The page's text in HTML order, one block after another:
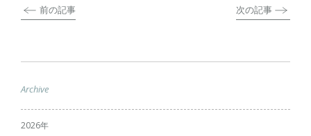
前の記事 次の記事
Archive
2026